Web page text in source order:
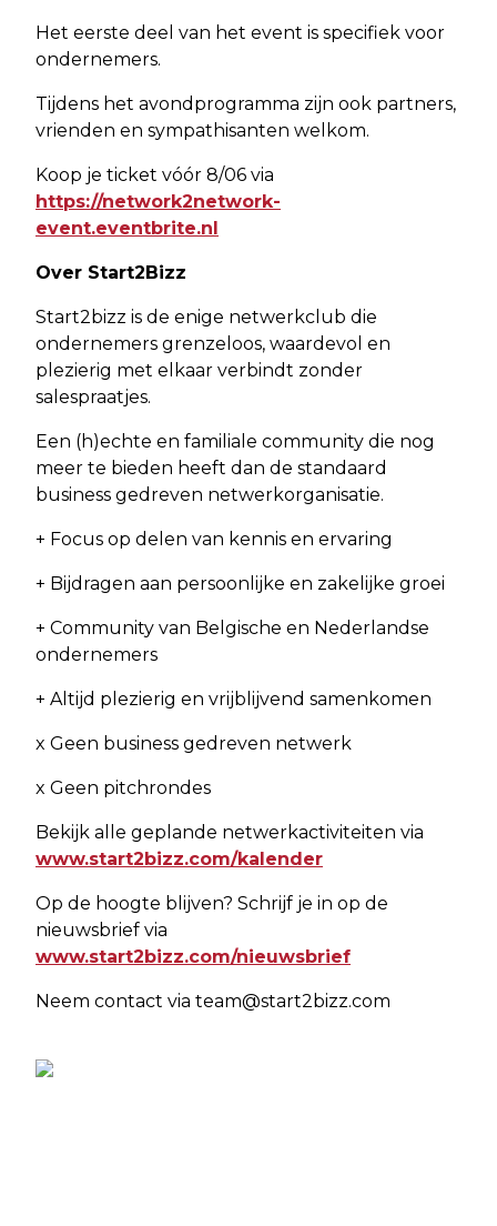
Het eerste deel van het event is specifiek voor
ondernemers.
Tijdens het avondprogramma zijn ook partners,
vrienden en sympathisanten welkom.
Koop je ticket vóór 8/06 via
https://network2network-
event.eventbrite.nl
Over Start2Bizz
Start2bizz is de enige netwerkclub die
ondernemers grenzeloos, waardevol en
plezierig met elkaar verbindt zonder
salespraatjes.
Een (h)echte en familiale community die nog
meer te bieden heeft dan de standaard
business gedreven netwerkorganisatie.
+ Focus op delen van kennis en ervaring
+ Bijdragen aan persoonlijke en zakelijke groei
+ Community van Belgische en Nederlandse
ondernemers
+ Altijd plezierig en vrijblijvend samenkomen
x Geen business gedreven netwerk
x Geen pitchrondes
Bekijk alle geplande netwerkactiviteiten via
www.start2bizz.com/kalender
Op de hoogte blijven? Schrijf je in op de
nieuwsbrief via
www.start2bizz.com/nieuwsbrief
Neem contact via team@start2bizz.com